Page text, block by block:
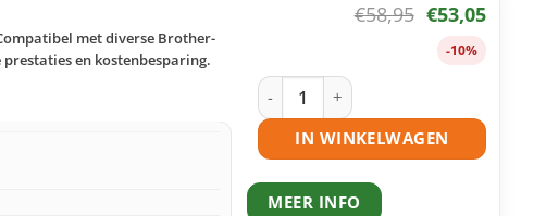
met diverse Brother-
en kostenbesparing.
€58,95 €53,05
-10%
Brother TN-3480 toner zwart
IN WINKELWAGEN
MEER INFO